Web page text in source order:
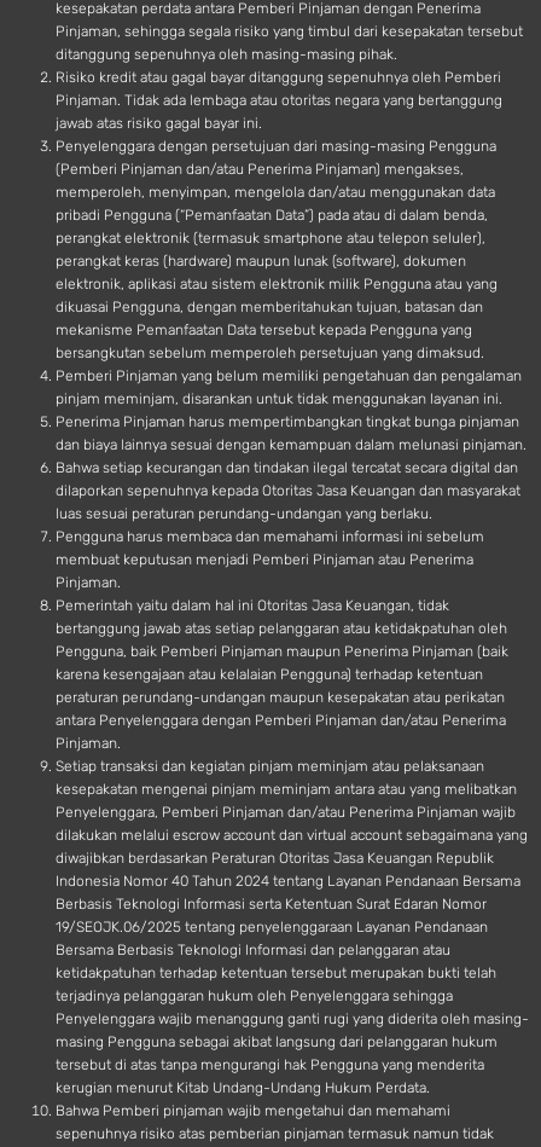
kesepakatan perdata antara Pemberi Pinjaman dengan Penerima
Pinjaman, sehingga segala risiko yang timbul dari kesepakatan tersebut
ditanggung sepenuhnya oleh masing-masing pihak.
Risiko kredit atau gagal bayar ditanggung sepenuhnya oleh Pemberi
Pinjaman. Tidak ada lembaga atau otoritas negara yang bertanggung
jawab atas risiko gagal bayar ini.
Penyelenggara dengan persetujuan dari masing-masing Pengguna
(Pemberi Pinjaman dan/atau Penerima Pinjaman) mengakses,
memperoleh, menyimpan, mengelola dan/atau menggunakan data
pribadi Pengguna (“Pemanfaatan Data”) pada atau di dalam benda,
perangkat elektronik (termasuk smartphone atau telepon seluler),
perangkat keras (hardware) maupun lunak (software), dokumen
elektronik, aplikasi atau sistem elektronik milik Pengguna atau yang
dikuasai Pengguna, dengan memberitahukan tujuan, batasan dan
mekanisme Pemanfaatan Data tersebut kepada Pengguna yang
bersangkutan sebelum memperoleh persetujuan yang dimaksud.
Pemberi Pinjaman yang belum memiliki pengetahuan dan pengalaman
pinjam meminjam, disarankan untuk tidak menggunakan layanan ini.
Penerima Pinjaman harus mempertimbangkan tingkat bunga pinjaman
dan biaya lainnya sesuai dengan kemampuan dalam melunasi pinjaman.
Bahwa setiap kecurangan dan tindakan ilegal tercatat secara digital dan
dilaporkan sepenuhnya kepada Otoritas Jasa Keuangan dan masyarakat
luas sesuai peraturan perundang-undangan yang berlaku.
Pengguna harus membaca dan memahami informasi ini sebelum
membuat keputusan menjadi Pemberi Pinjaman atau Penerima
Pinjaman.
Pemerintah yaitu dalam hal ini Otoritas Jasa Keuangan, tidak
bertanggung jawab atas setiap pelanggaran atau ketidakpatuhan oleh
Pengguna, baik Pemberi Pinjaman maupun Penerima Pinjaman (baik
karena kesengajaan atau kelalaian Pengguna) terhadap ketentuan
peraturan perundang-undangan maupun kesepakatan atau perikatan
antara Penyelenggara dengan Pemberi Pinjaman dan/atau Penerima
Pinjaman.
Setiap transaksi dan kegiatan pinjam meminjam atau pelaksanaan
kesepakatan mengenai pinjam meminjam antara atau yang melibatkan
Penyelenggara, Pemberi Pinjaman dan/atau Penerima Pinjaman wajib
dilakukan melalui escrow account dan virtual account sebagaimana yang
diwajibkan berdasarkan Peraturan Otoritas Jasa Keuangan Republik
Indonesia Nomor 40 Tahun 2024 tentang Layanan Pendanaan Bersama
Berbasis Teknologi Informasi serta Ketentuan Surat Edaran Nomor
19/SEOJK.06/2025 tentang penyelenggaraan Layanan Pendanaan
Bersama Berbasis Teknologi Informasi dan pelanggaran atau
ketidakpatuhan terhadap ketentuan tersebut merupakan bukti telah
terjadinya pelanggaran hukum oleh Penyelenggara sehingga
Penyelenggara wajib menanggung ganti rugi yang diderita oleh masing-
masing Pengguna sebagai akibat langsung dari pelanggaran hukum
tersebut di atas tanpa mengurangi hak Pengguna yang menderita
kerugian menurut Kitab Undang-Undang Hukum Perdata.
Bahwa Pemberi pinjaman wajib mengetahui dan memahami
sepenuhnya risiko atas pemberian pinjaman termasuk namun tidak